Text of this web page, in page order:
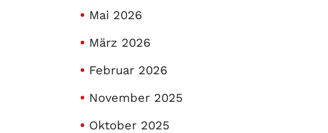
Mai 2026
März 2026
Februar 2026
November 2025
Oktober 2025